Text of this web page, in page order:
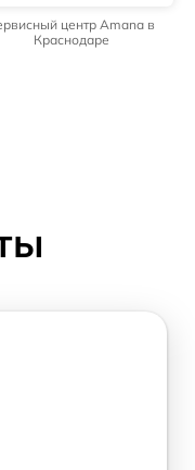
центр Amana в
Краснодаре